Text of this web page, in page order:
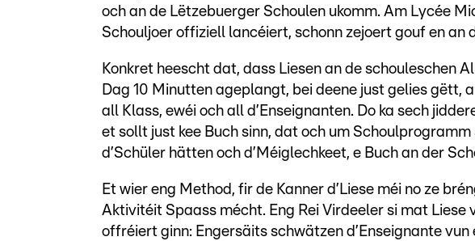
och an de Lëtzebuerger Schoulen ukomm. Am Lycée
Schouljoer offiziell lancéiert, schonn zejoert gouf en an
Konkret heescht dat, dass Liesen an de schouleschen
Dag 10 Minutten ageplangt, bei deene just gelies gëtt,
all Klass, ewéi och all d’Enseignanten. Do ka sech
et sollt just kee Buch sinn, dat och um
d’Schüler hätten och d’Méiglechkeet, e Buch an der
Et wier eng Method, fir de Kanner d’Liese méi no ze
Aktivitéit Spaass mécht. Eng Rei Virdeeler si mat Liese
offréiert ginn: Engersäits schwätzen d’Enseignante